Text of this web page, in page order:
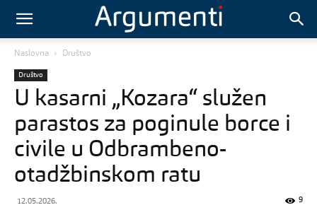
Naslovna Društvo
Društvo
U kasarni „Kozara“ služen
parastos za poginule borce i
civile u Odbrambeno-
otadžbinskom ratu
12.05.2026. 9